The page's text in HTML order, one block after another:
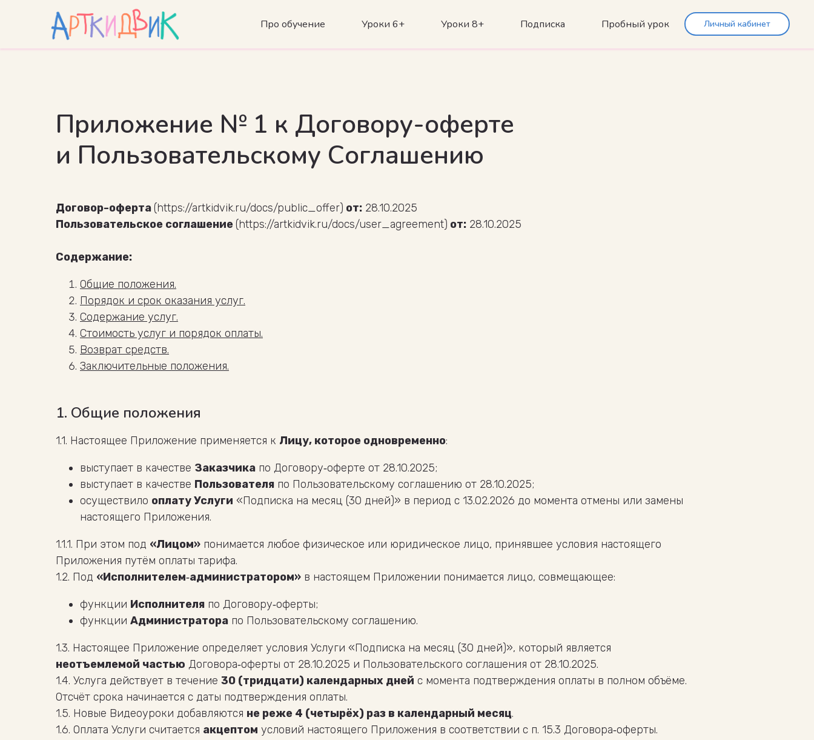
Про обучение Уроки 6+ Уроки 8+ Подписка Пробный урок Личный кабинет
Приложение № 1 к Договору-оферте
и Пользовательскому Соглашению
Договор-оферта(https://artkidvik.ru/docs/public_offer) от: 28.10.2025
Пользовательское соглашение(https://artkidvik.ru/docs/user_agreement) от: 28.10.2025
Содержание:
Общие положения.
Порядок и срок оказания услуг.
Содержание услуг.
Стоимость услуг и порядок оплаты.
Возврат средств.
Заключительные положения.
1. Общие положения
1.1. Настоящее Приложение применяется к Лицу, которое одновременно:
выступает в качестве Заказчика по Договору‑оферте от 28.10.2025;
выступает в качестве Пользователя по Пользовательскому соглашению от 28.10.2025;
осуществило оплату Услуги «Подписка на месяц (30 дней)» в период с 13.02.2026 до момента отмены или замены
настоящего Приложения.
1.1.1. При этом под «Лицом» понимается любое физическое или юридическое лицо, принявшее условия настоящего
Приложения путём оплаты тарифа.
1.2. Под «Исполнителем‑администратором» в настоящем Приложении понимается лицо, совмещающее:
функции Исполнителя по Договору‑оферты;
функции Администратора по Пользовательскому соглашению.
1.3. Настоящее Приложение определяет условия Услуги «Подписка на месяц (30 дней)», который является
неотъемлемой частью Договора‑оферты от 28.10.2025 и Пользовательского соглашения от 28.10.2025.
1.4. Услуга действует в течение 30 (тридцати) календарных дней с момента подтверждения оплаты в полном объёме.
Отсчёт срока начинается с даты подтверждения оплаты.
1.5. Новые Видеоуроки добавляются не реже 4 (четырёх) раз в календарный месяц.
1.6. Оплата Услуги считается акцептом условий настоящего Приложения в соответствии с п. 15.3 Договора‑оферты.